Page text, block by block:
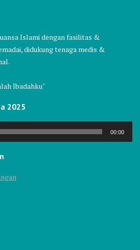
Islami dengan fasilitas &
didukung tenaga medis &
Ibadahku"
2025
00:00